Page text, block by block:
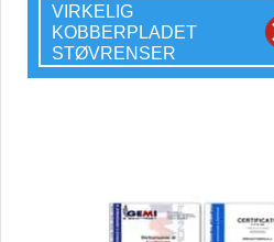
VIRKELIG
KOBBERPLADET
STØVRENSER